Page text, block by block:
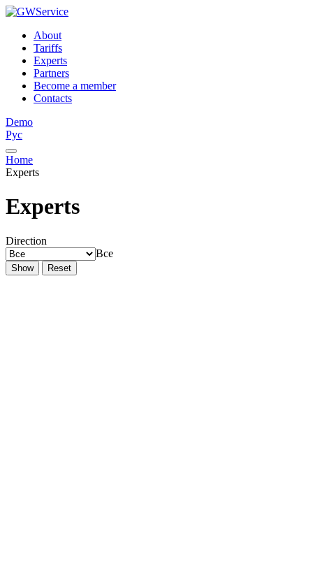
About
Tariffs
Experts
Partners
Become a member
Contacts
Demo
Рус
Home
Experts
Experts
Direction
Все